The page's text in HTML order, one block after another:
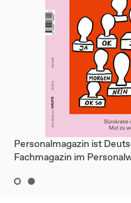
Personalmagazin ist
Fachmagazin im